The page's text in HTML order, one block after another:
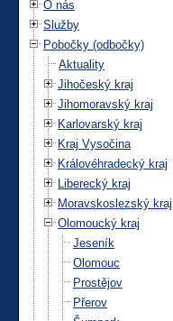
O nás
Služby
Pobočky (odbočky)
Aktuality
Jihočeský kraj
Jihomoravský kraj
Karlovarský kraj
Kraj Vysočina
Královéhradecký kraj
Liberecký kraj
Moravskoslezský kraj
Olomoucký kraj
Jeseník
Olomouc
Prostějov
Přerov